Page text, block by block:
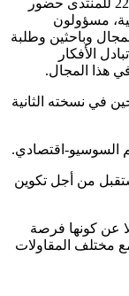
مسؤولون
وباحثين وطلبة
الأفكار
هذا المجال.
في نسخته الثانية
السوسيو-اقتصادي.
من أجل تكوين
عن كونها فرصة
مختلف المقاولات